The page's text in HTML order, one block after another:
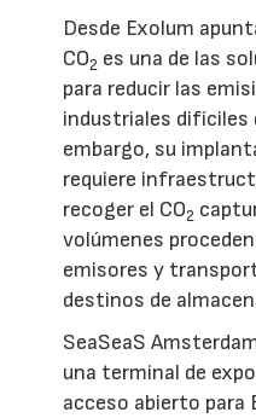
Desde Exolum
CO2 es una de las
para reducir las
industriales difíciles
embargo, su
requiere
recoger el CO2
volúmenes
emisores y
destinos de
SeaSeaS
una terminal de
acceso abierto para